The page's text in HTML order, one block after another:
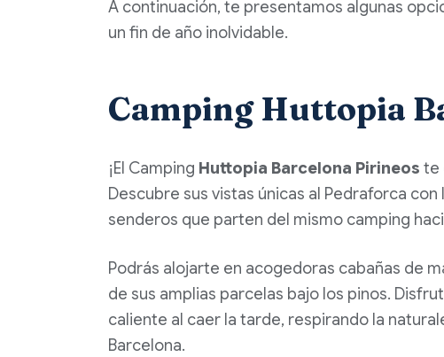
A continuación, te presentamos algunas
un fin de año inolvidable.
Camping Huttopia
¡El Camping Huttopia Barcelona Pirineos te
Descubre sus vistas únicas al Pedraforca
senderos que parten del mismo camping
Podrás alojarte en acogedoras cabañas de
de sus amplias parcelas bajo los pinos.
caliente al caer la tarde, respirando la
Barcelona.